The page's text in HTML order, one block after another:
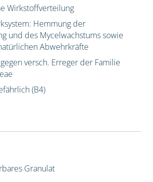
Wirkstoffverteilung
Hemmung der
und des Mycelwachstums sowie
Abwehrkräfte
versch. Erreger der Familie
(B4)
Granulat